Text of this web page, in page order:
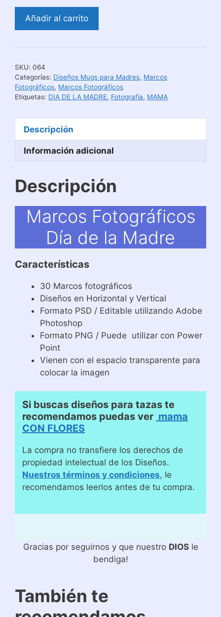
Marcos
Fotográficos
de
Madre
cantidad
Añadir al carrito
SKU: 064
Categorías: Diseños Mugs para Madres, Marcos
Fotográficos, Marcos Fotográficos
Etiquetas: DIA DE LA MADRE, Fotografía, MAMA
Descripción
Información adicional
Descripción
Marcos Fotográficos
Día de la Madre
Características
30 Marcos fotográficos
Diseños en Horizontal y Vertical
Formato PSD / Editable utilizando Adobe
Photoshop
Formato PNG / Puede utilizar con Power
Point
Vienen con el espacio transparente para
colocar la imagen
Si buscas diseños para tazas te
recomendamos puedas ver mama
CON FLORES
La compra no transfiere los derechos de
propiedad intelectual de los Diseños.
Nuestros términos y condiciones, le
recomendamos leerlos antes de tu compra.
Gracias por seguirnos y que nuestro DIOSle
bendiga!
También te